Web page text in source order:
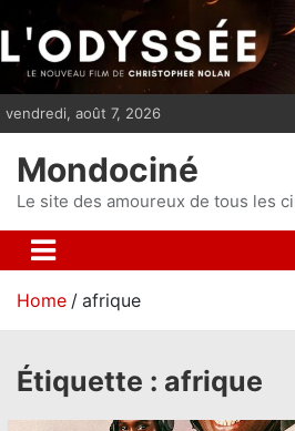
i
p
n
t
vendredi, août 7, 2026
Mondociné
Le site des amoureux de tous les
Home afrique
Étiquette : afrique